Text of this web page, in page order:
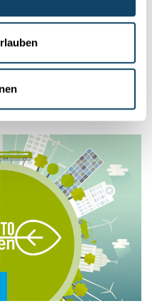
in die
Rolle der Wissenschaft in
das Interesse an der